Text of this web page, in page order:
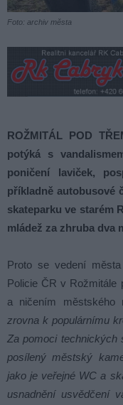
Foto: archiv města
ROŽMITÁL POD
potýká s
poničení laviček,
příkladně autobusové
skateparku ve starém
mládež za zhruba dva
Proto se vedení
Policie ČR v Rožmitále
a ničením městského
zrovna k populárnímu
Za pomoci technických
posílený městský
jako je veřejné WC a
usnadnění usvědčení